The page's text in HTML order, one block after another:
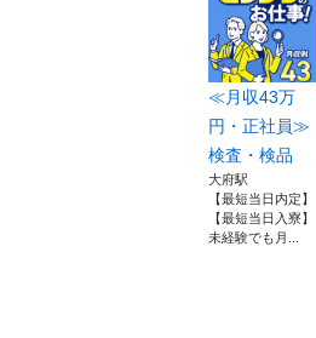
≪月収43万
円・正社員≫
検査・検品
大府駅
【最短当日内定】
【最短当日入寮】
未経験でも月...